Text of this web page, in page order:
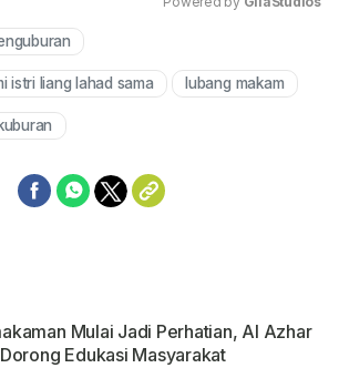
istri liang lahad sama lubang makam
kuburan
Mulai Jadi Perhatian, Al Azhar
Edukasi Masyarakat